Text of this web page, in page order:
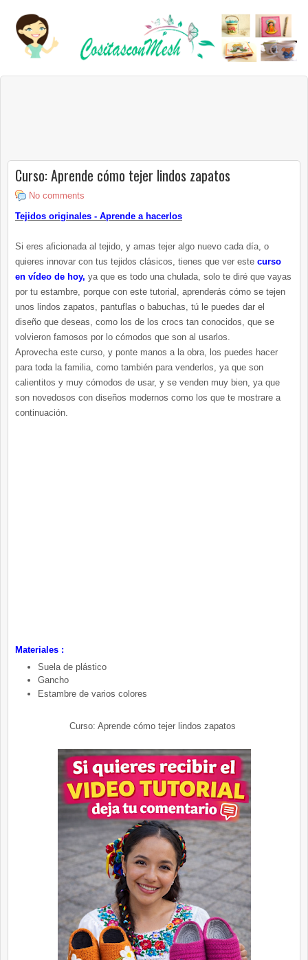
Curso: Aprende cómo tejer lindos zapatos
No comments
Tejidos originales - Aprende a hacerlos
Si eres aficionada al tejido, y amas tejer algo nuevo cada día, o
quieres innovar con tus tejidos clásicos, tienes que ver este curso
en vídeo de hoy, ya que es todo una chulada, solo te diré que vayas
por tu estambre, porque con este tutorial, aprenderás cómo se tejen
unos lindos zapatos, pantuflas o babuchas, tú le puedes dar el
diseño que deseas, como los de los crocs tan conocidos, que se
volvieron famosos por lo cómodos que son al usarlos.
Aprovecha este curso, y ponte manos a la obra, los puedes hacer
para toda la familia, como también para venderlos, ya que son
calientitos y muy cómodos de usar, y se venden muy bien, ya que
son novedosos con diseños modernos como los que te mostrare a
continuación.
Materiales :
Suela de plástico
Gancho
Estambre de varios colores
Curso: Aprende cómo tejer lindos zapatos